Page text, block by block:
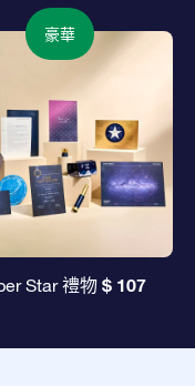
豪華
Star 禮物 $ 107